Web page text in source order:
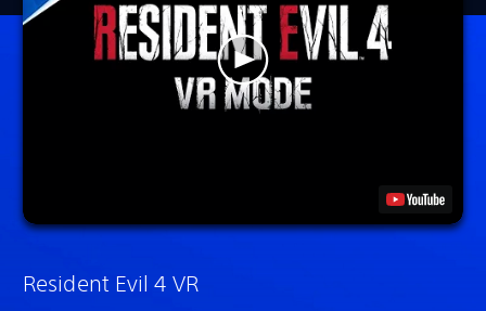
Resident Evil 4 VR